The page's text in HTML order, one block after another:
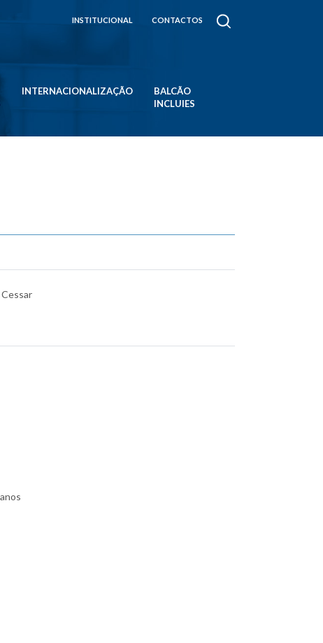
INSTITUCIONAL CONTACTOS
INTERNACIONALIZAÇÃO
BALCÃO
INCLUIES